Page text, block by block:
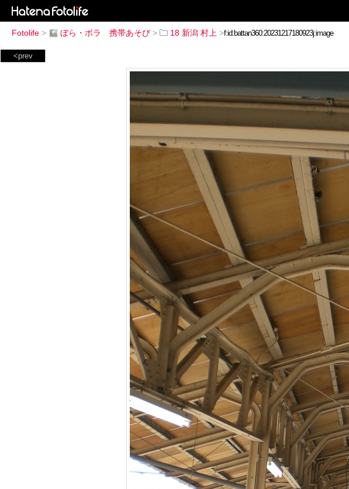
Fotolife > ぼら・ボラ 携帯あそび > 18 新潟 村上 >
<prev